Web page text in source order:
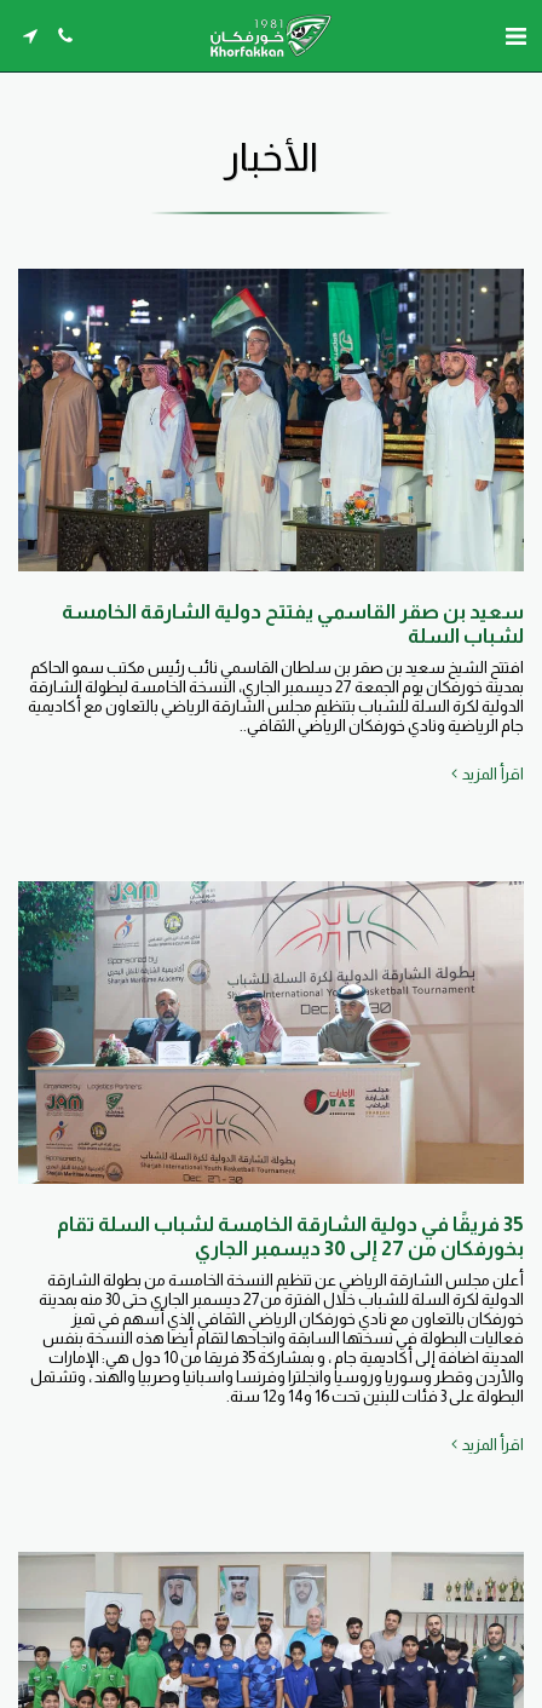
الأخبار
سعيد بن صقر القاسمي يفتتح دولية الشارقة الخامسة
لشباب السلة
افتتح الشيخ سعيد بن صقر بن سلطان القاسمي نائب رئيس مكتب سمو الحاكم
بمدينة خورفكان يوم الجمعة 27 ديسمبر الجاري، النسخة الخامسة لبطولة الشارقة
الدولية لكرة السلة للشباب بتنظيم مجلس الشارقة الرياضي بالتعاون مع أكاديمية
جام الرياضية ونادي خورفكان الرياضي الثقافي..
اقرأ المزيد
35 فريقًا في دولية الشارقة الخامسة لشباب السلة تقام
بخورفكان من 27 إلى 30 ديسمبر الجاري
أعلن مجلس الشارقة الرياضي عن تنظيم النسخة الخامسة من بطولة الشارقة
الدولية لكرة السلة للشباب خلال الفترة من27 ديسمبر الجاري حتى 30 منه بمدينة
خورفكان بالتعاون مع نادي خورفكان الرياضي الثقافي الذي أسهم في تميز
فعاليات البطولة في نسختها السابقة وانجاحها لتقام أيضا هذه النسخة بنفس
المدينة اضافة إلى أكاديمية جام ، و بمشاركة 35 فريقا من 10 دول هي: الإمارات
والأردن وقطر وسوريا وروسيا وانجلترا وفرنسا واسبانيا وصربيا والهند ، وتشتمل
البطولة على 3 فئات للبنين تحت 16 و14 و12 سنة.
اقرأ المزيد